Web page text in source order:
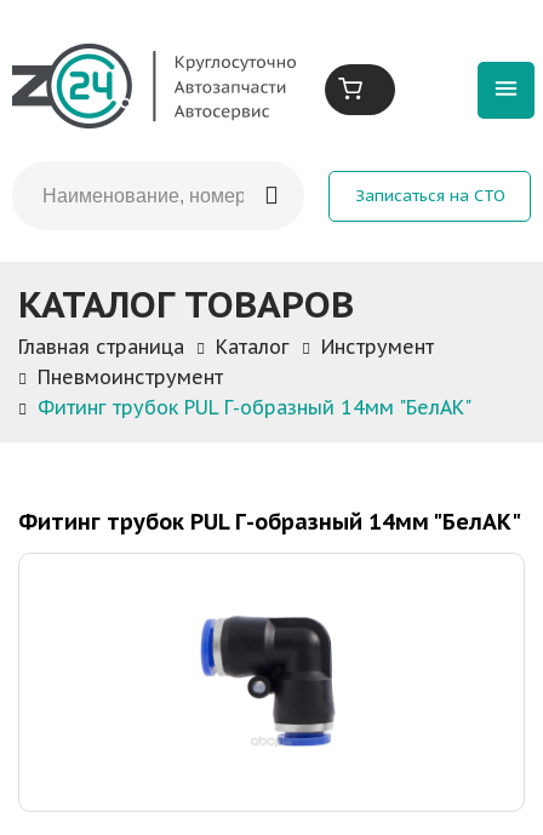
Записаться на СТО
КАТАЛОГ ТОВАРОВ
Главная страница Каталог
Инструмент
Пневмоинструмент
Фитинг трубок PUL Г-образный 14мм "БелАК"
Фитинг трубок PUL Г-образный 14мм "БелАК"